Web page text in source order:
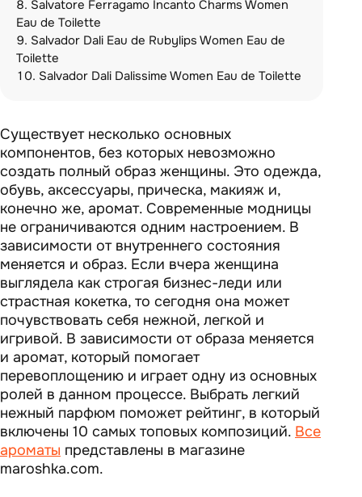
Salvatore Ferragamo Incanto Charms Women
Eau de Toilette
Salvador Dali Eau de Rubylips Women Eau de
Toilette
Salvador Dali Dalissime Women Eau de Toilette
Существует несколько основных
компонентов, без которых невозможно
создать полный образ женщины. Это одежда,
обувь, аксессуары, прическа, макияж и,
конечно же, аромат. Современные модницы
не ограничиваются одним настроением. В
зависимости от внутреннего состояния
меняется и образ. Если вчера женщина
выглядела как строгая бизнес-леди или
страстная кокетка, то сегодня она может
почувствовать себя нежной, легкой и
игривой. В зависимости от образа меняется
и аромат, который помогает
перевоплощению и играет одну из основных
ролей в данном процессе. Выбрать легкий
нежный парфюм поможет рейтинг, в который
включены 10 самых топовых композиций. Все
ароматы представлены в магазине
maroshka.com.